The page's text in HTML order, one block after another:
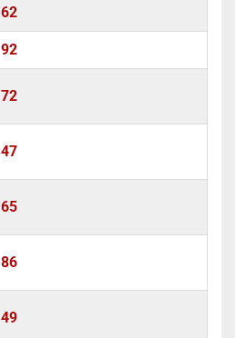
62
92
72
47
65
86
49